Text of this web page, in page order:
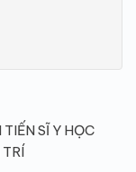
SĨ Y HỌC